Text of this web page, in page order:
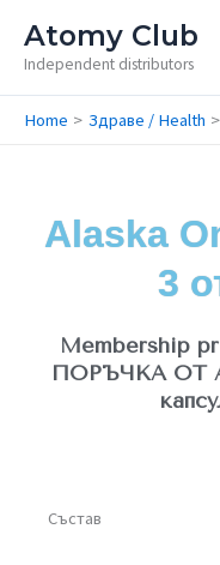
content
Atomy Club
Independent distributors
Home Здраве / Health
Alaska
3
Membership
ПОРЪЧКА ОТ
Състав